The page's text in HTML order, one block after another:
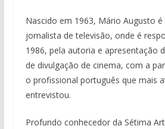
Nascido em 1963, Mário Augusto
jornalista de televisão, onde é
1986, pela autoria e apresentação
de divulgação de cinema, com a
o profissional português que mais
entrevistou.
Profundo conhecedor da Sétima